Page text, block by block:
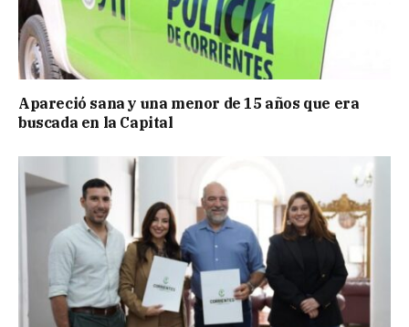
Apareció sana y una menor de 15 años que era
buscada en la Capital